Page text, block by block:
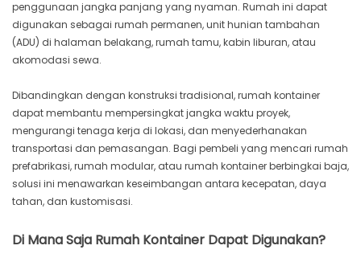
penggunaan jangka panjang yang nyaman. Rumah ini dapat
digunakan sebagai rumah permanen, unit hunian tambahan
(ADU) di halaman belakang, rumah tamu, kabin liburan, atau
akomodasi sewa.
Dibandingkan dengan konstruksi tradisional, rumah kontainer
dapat membantu mempersingkat jangka waktu proyek,
mengurangi tenaga kerja di lokasi, dan menyederhanakan
transportasi dan pemasangan. Bagi pembeli yang mencari rumah
prefabrikasi, rumah modular, atau rumah kontainer berbingkai baja,
solusi ini menawarkan keseimbangan antara kecepatan, daya
tahan, dan kustomisasi.
Di Mana Saja Rumah Kontainer Dapat Digunakan?